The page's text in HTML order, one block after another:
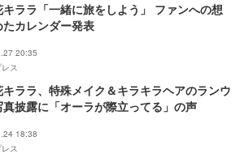
キララ「一緒に旅をしよう」 ファンへの想
たカレンダー発表
20:35
ス
キララ、特殊メイク＆キラキラヘアのランウ
真披露に「オーラが際立ってる」の声
18:38
ス